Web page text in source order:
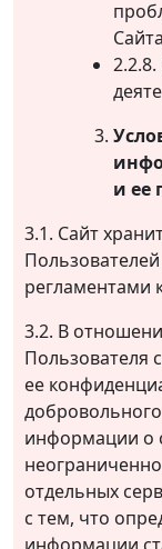
и ее
3.1. Сайт
регламентами
3.2. В
Пользователя
ее
информации о
отдельных
с тем, что